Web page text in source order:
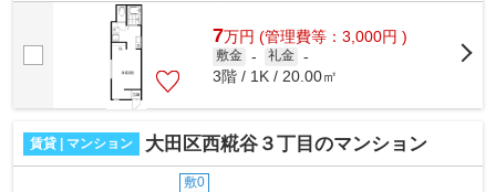
だけ早めに不動産情報を集めたい方は当...
7万円 (管理費等：3,000円 )
敷金 - 礼金 -
3階 / 1K / 20.00㎡
賃貸 | マンション 大田区西糀谷３丁目のマンション
敷0